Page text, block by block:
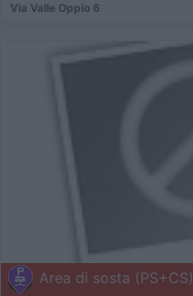
Via Valle Oppio 6
Area di sosta (PS+CS)